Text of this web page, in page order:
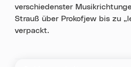
verschiedenster
Strauß über Prokofjew bis zu
verpackt.